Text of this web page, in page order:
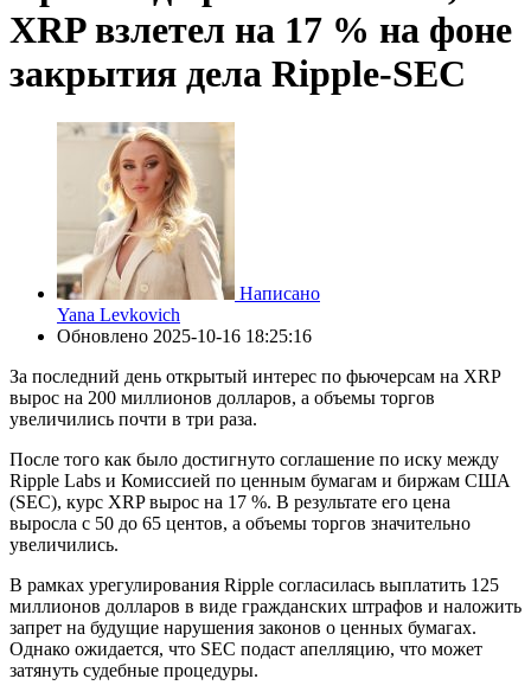
XRP взлетел на 17 % на фоне
закрытия дела Ripple-SEC
Написано
Yana Levkovich
Обновлено 2025-10-16 18:25:16
За последний день открытый интерес по фьючерсам на XRP
вырос на 200 миллионов долларов, а объемы торгов
увеличились почти в три раза.
После того как было достигнуто соглашение по иску между
Ripple Labs и Комиссией по ценным бумагам и биржам США
(SEC), курс XRP вырос на 17 %. В результате его цена
выросла с 50 до 65 центов, а объемы торгов значительно
увеличились.
В рамках урегулирования Ripple согласилась выплатить 125
миллионов долларов в виде гражданских штрафов и наложить
запрет на будущие нарушения законов о ценных бумагах.
Однако ожидается, что SEC подаст апелляцию, что может
затянуть судебные процедуры.